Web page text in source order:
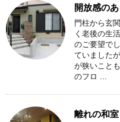
開放感の
門柱から玄
く老後の生
のご要望で
ていました
が狭いこと
のフロ ...
離れの和